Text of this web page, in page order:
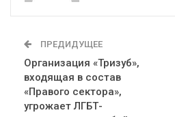
ПРЕДИДУЩЕЕ
Организация «Тризуб»,
входящая в состав
«Правого сектора»,
угрожает ЛГБТ-